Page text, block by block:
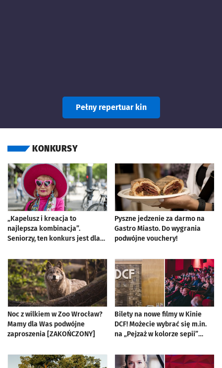
Pełny repertuar kin
KONKURSY
„Kapelusz i kreacja to
najlepsza kombinacja”.
Seniorzy, ten konkurs jest dla
Pyszne jedzenie za darmo na
Gastro Miasto. Do wygrania
podwójne vouchery!
Noc z wilkiem w Zoo Wrocław?
Mamy dla Was podwójne
zaproszenia [ZAKOŃCZONY]
Bilety na nowe filmy w Kinie
DCF! Możecie wybrać się m.in.
na „Pejzaż w kolorze sepii”